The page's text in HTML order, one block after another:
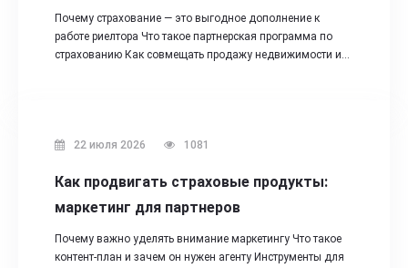
Почему страхование — это выгодное дополнение к
работе риелтора Что такое партнерская программа по
страхованию Как совмещать продажу недвижимости и…
22 июля 2026 1081
Как продвигать страховые продукты:
маркетинг для партнеров
Почему важно уделять внимание маркетингу Что такое
контент-план и зачем он нужен агенту Инструменты для